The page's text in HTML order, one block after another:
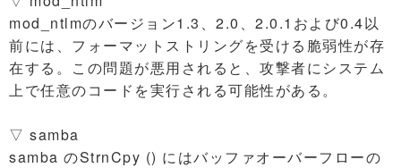
mod_ntlmのバージョン1.3、2.0、2.0.1および0.4以
前には、フォーマットストリングを受ける脆弱性が存
在する。この問題が悪用されると、攻撃者にシステム
上で任意のコードを実行される可能性がある。
▽ samba
samba のStrnCpy () にはバッファオーバーフローの